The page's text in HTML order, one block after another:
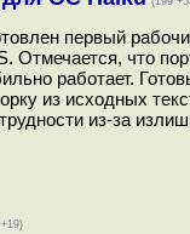
первый
что
работает.
из исходных
из-за